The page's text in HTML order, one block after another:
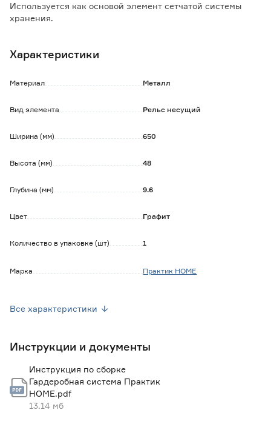
Используется как основой элемент сетчатой системы
хранения.
удобной установки стоек.
Обратите внимание:
Характеристики
Материал Металл
Вид элемента Рельс несущий
Ширина (мм) 650
Высота (мм) 48
Глубина (мм) 9.6
Цвет Графит
Количество в упаковке (шт) 1
Марка Практик HOME
Все характеристики
Инструкции и документы
Инструкция по сборке
Гардеробная система Практик
HOME.pdf
13.14 мб